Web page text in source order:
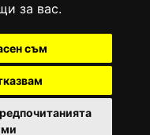
за вас.
съм
ми
в националния
национална
Вяра информационен
свидетелство за марка